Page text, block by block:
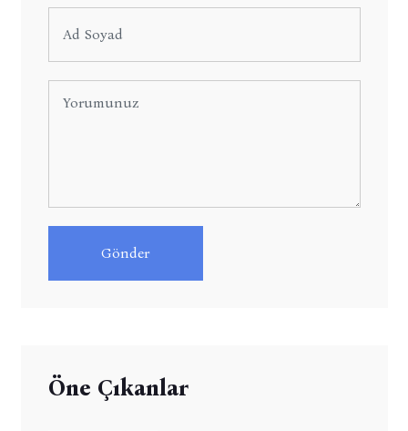
Gönder
Öne Çıkanlar